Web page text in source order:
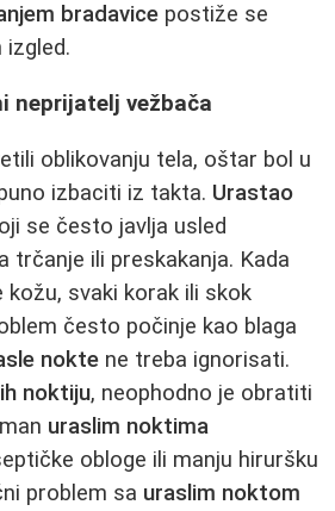
bradavice postiže se
izgled.
neprijatelj vežbača
oblikovanju tela, oštar bol u
izbaciti iz takta. Urastao
se često javlja usled
trčanje ili preskakanja. Kada
kožu, svaki korak ili skok
često počinje kao blaga
nokte ne treba ignorisati.
noktiju, neophodno je obratiti
uraslim noktima
obloge ili manju hiruršku
problem sa uraslim noktom